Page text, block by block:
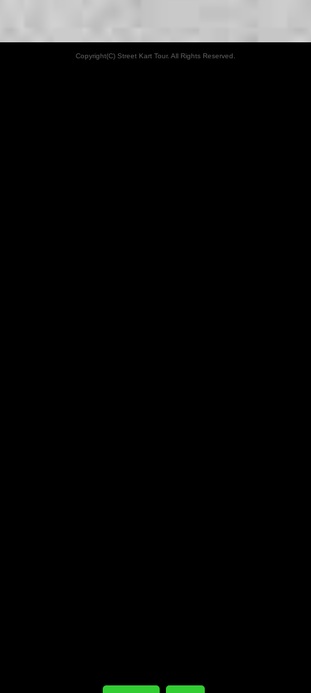
Copyright(C) Street Kart Tour. All Rights Reserved.